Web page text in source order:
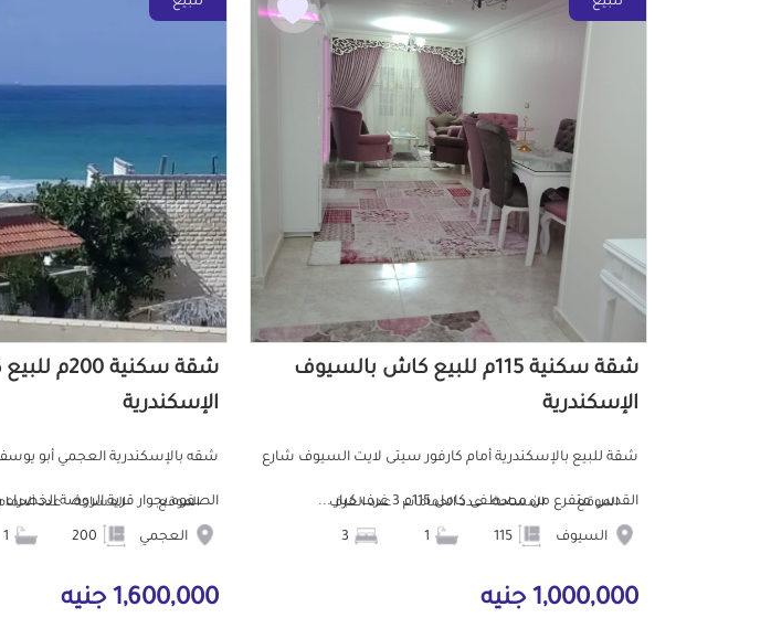
شقة سكنية 115م للبيع كاش بالسيوف
الإسكندرية
شقة للبيع بالإسكندرية أمام كارفور سيتى لايت السيوف شارع
القدس متفرع من مصطفى كامل 115م 3 غرف كبار ...
الموقع
السيوف
المساحة عدد الحمامات عدد الغرف
1,000,000 جنيه
شقة سكنية
الإسكندرية
شقه بالإسكندرية العجمي أبو
الصفوه بجوار قرية الروضة
الموقع
العجمي
المساحة عدد
1,600,000 جنيه